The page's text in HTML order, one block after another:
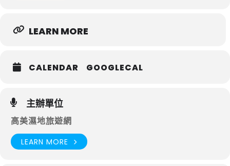
LEARN MORE
CALENDAR GOOGLECAL
主辦單位
高美濕地旅遊網
LEARN MORE